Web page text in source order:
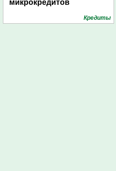
микрокредитов
Кредиты